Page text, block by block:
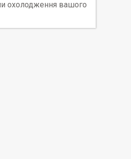
охолодження вашого